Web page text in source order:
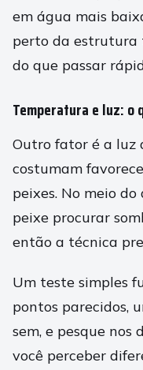
em água mais
perto da estrutura
do que passar
Temperatura e luz: o
Outro fator é a luz
costumam
peixes. No meio
peixe procurar
então a técnica
Um teste simples
pontos parecidos,
sem, e pesque nos
você perceber